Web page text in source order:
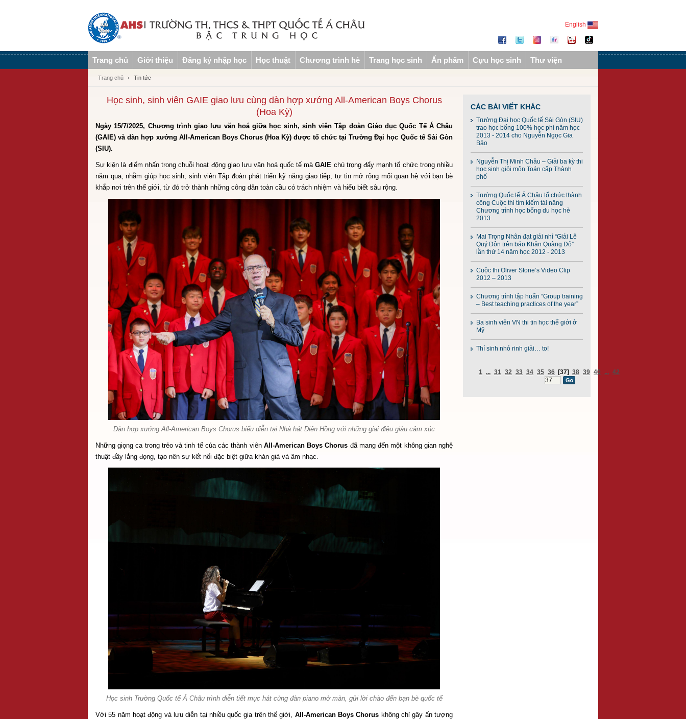
English
Trang chủ Giới thiệu Đăng ký nhập học Học thuật Chương trình hè Trang học sinh Ấn phẩm Cựu học sinh Thư viện
Trang chủ Tin tức
Học sinh, sinh viên GAIE giao lưu cùng dàn hợp xướng All-American Boys Chorus
(Hoa Kỳ)
Ngày 15/7/2025, Chương trình giao lưu văn hoá giữa học sinh, sinh viên Tập đoàn Giáo dục Quốc Tế Á Châu
(GAIE) và dàn hợp xướng All-American Boys Chorus (Hoa Kỳ) được tổ chức tại Trường Đại học Quốc tế Sài Gòn
(SIU).
Sự kiện là điểm nhấn trong chuỗi hoạt động giao lưu văn hoá quốc tế màGAIE chú trọng đẩy mạnh tổ chức trong nhiều
năm qua, nhằm giúp học sinh, sinh viên Tập đoàn phát triển kỹ năng giao tiếp, tự tin mở rộng mối quan hệ với bạn bè
khắp nơi trên thế giới, từ đó trở thành những công dân toàn cầu có trách nhiệm và hiểu biết sâu rộng.
Dàn hợp xướng All-American Boys Chorus biểu diễn tại Nhà hát Diên Hồng với những giai điệu giàu cảm xúc
Những giọng ca trong trẻo và tinh tế của các thành viên All-American Boys Chorus đã mang đến một không gian nghệ
thuật đầy lắng đọng, tạo nên sự kết nối đặc biệt giữa khán giả và âm nhạc.
Học sinh Trường Quốc tế Á Châu trình diễn tiết mục hát cùng đàn piano mở màn, gửi lời chào đến bạn bè quốc tế
Với 55 năm hoạt động và lưu diễn tại nhiều quốc gia trên thế giới, All-American Boys Chorus không chỉ gây ấn tượng
CÁC BÀI VIẾT KHÁC
Trường Đại học Quốc tế Sài Gòn (SIU)
trao học bổng 100% học phí năm học
2013 - 2014 cho Nguyễn Ngọc Gia
Bảo
Nguyễn Thị Minh Châu – Giải ba kỳ thi
học sinh giỏi môn Toán cấp Thành
phố
Trường Quốc tế Á Châu tổ chức thành
công Cuộc thi tìm kiếm tài năng
Chương trình học bổng du học hè
2013
Mai Trọng Nhân đạt giải nhì “Giải Lê
Quý Đôn trên báo Khăn Quàng Đỏ”
lần thứ 14 năm học 2012 - 2013
Cuộc thi Oliver Stone’s Video Clip
2012 – 2013
Chương trình tập huấn “Group training
– Best teaching practices of the year”
Ba sinh viên VN thi tin học thế giới ở
Mỹ
Thí sinh nhỏ rinh giải… to!
1 ... 31 32 33 34 35 36 [37] 38 39 40 ... 42